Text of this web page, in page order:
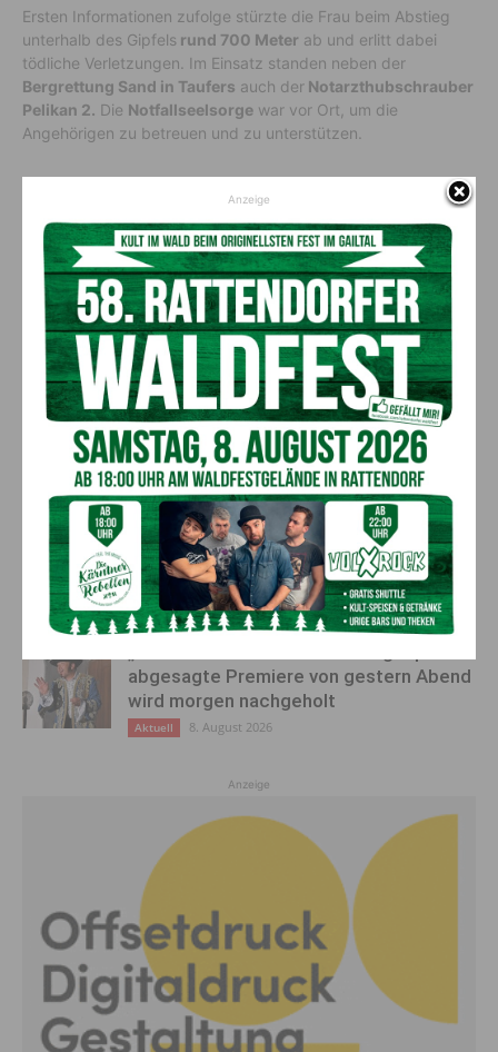
Ersten Informationen zufolge stürzte die Frau beim Abstieg
unterhalb des Gipfels rund 700 Meter ab und erlitt dabei
tödliche Verletzungen. Im Einsatz standen neben der
Bergrettung Sand in Taufers auch der Notarzthubschrauber
Pelikan 2. Die Notfallseelsorge war vor Ort, um die
Angehörigen zu betreuen und zu unterstützen.
Tierheim Villach: Diese Tiere
warten auf ein liebevolles
Zuhause
Nächster Artikel
Kunst und Kultur vereint: Ein
besonderer Theaterabend in
Kötschach-Mauthen
AKTUELLES
Ein langes Leben ging zu Ende: Anna
Stulier im 106. Lebensjahr verstorben
Aktuell 8. August 2026
Ehrung für 50 Jahre Chorleitung:
Kärntner Lorbeer in Gold für Herwig
Schwarz
Aktuell 8. August 2026
abgesagte Premiere von gestern Abend
wird morgen nachgeholt
Aktuell 8. August 2026
Anzeige
Anzeige